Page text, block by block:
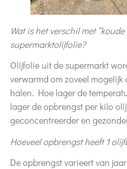
Wat is het verschil met
supermarktolijfolie?
Olijfolie uit de supermarkt
verwarmd om zoveel
halen. Hoe lager de
lager de opbrengst per kilo
geconcentreerder en
Hoeveel opbrengst heeft 1
De opbrengst varieert van